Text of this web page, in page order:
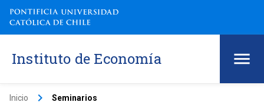
Instituto de Economía
Inicio keyboard_arrow_right Seminarios